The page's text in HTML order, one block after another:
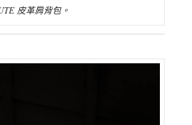
皮革肩背包。